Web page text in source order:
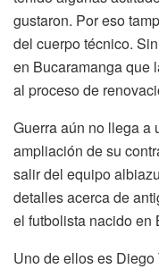
gustaron. Por eso
del cuerpo técnico.
en Bucaramanga que
al proceso de
Guerra aún no llega a
ampliación de su
salir del equipo
detalles acerca de
el futbolista nacido en
Uno de ellos es